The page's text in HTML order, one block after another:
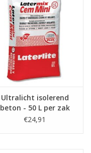
Ultralicht isolerend
beton - 50 L per zak
€24,91